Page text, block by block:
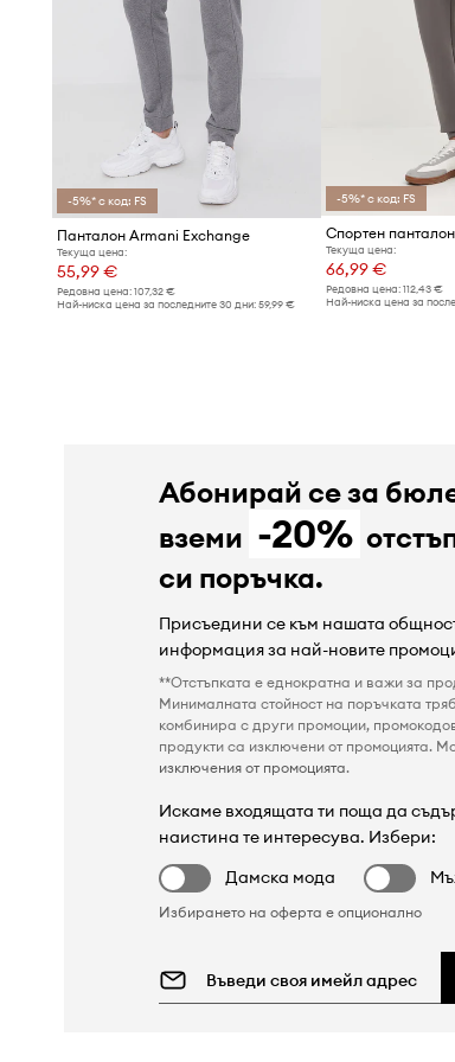
-5%* с код: FS
Панталон Armani Exchange
Текуща цена:
55,99 €
Редовна цена: 107,32 €
Най-ниска цена за последните 30 дни: 59,99 €
-5%* с код: FS
Спортен
Текуща цена:
66,99 €
Редовна цена:112,43 €
Най-ниска цена за
Абонирай се за
вземи -20%
си поръчка.
Присъедини се към нашата
информация за най-новите
**Отстъпката е еднократна и важи за
Минималната стойност на поръчката
комбинира с други промоции,
продукти са изключени от промоцията.
изключения от промоцията.
Искаме входящата ти поща да
наистина те интересува. Избери:
Дамска мода
Избирането на оферта е опционално